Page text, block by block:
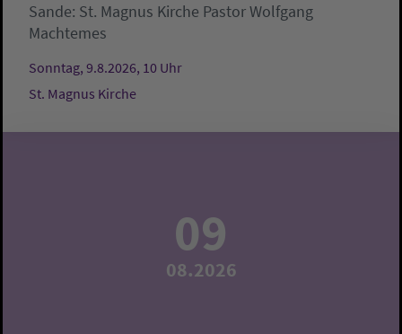
Sande: St. Magnus Kirche Pastor Wolfgang
Machtemes
Sonntag, 9.8.2026, 10 Uhr
St. Magnus Kirche
09
08.2026